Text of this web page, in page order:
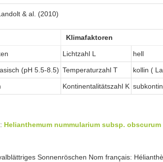
& al. (2010)
Klimafaktoren
Lichtzahl L hell
(pH 5.5-8.5) Temperaturzahl T kollin (
Kontinentalitätszahl K
Helianthemum nummularium subsp. obscurum
Sonnenröschen Nom français: